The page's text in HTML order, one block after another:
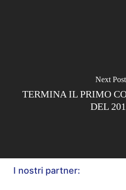
Next Post
TERMINA IL PRIMO
DEL
I nostri partner: